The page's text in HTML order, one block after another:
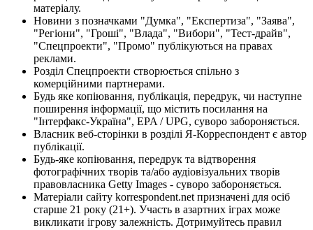
матеріалу.
Новини з позначками "Думка", "Експертиза", "Заява",
"Регіони", "Гроші", "Влада", "Вибори", "Тест-драйв",
"Спецпроекти", "Промо" публікуються на правах
реклами.
Розділ Спецпроекти створюється спільно з
комерційними партнерами.
Будь яке копіювання, публікація, передрук, чи наступне
поширення інформації, що містить посилання на
"Інтерфакс-Україна", EPA / UPG, суворо забороняється.
Власник веб-сторінки в розділі Я-Корреспондент є автор
публікації.
Будь-яке копіювання, передрук та відтворення
фотографічних творів та/або аудіовізуальних творів
правовласника Getty Images - суворо забороняється.
Матеріали сайту korrespondent.net призначені для осіб
старше 21 року (21+). Участь в азартних іграх може
викликати ігрову залежність. Дотримуйтесь правил